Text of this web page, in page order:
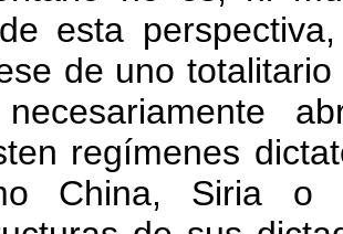
esta
de uno
regímenes
China, Siria o